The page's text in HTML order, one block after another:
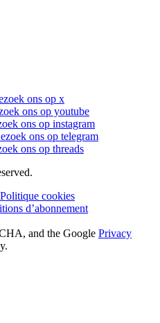
ons op x
ons op youtube
ons op instagram
ons op telegram
ons op threads
Politique cookies
d’abonnement
and the Google Privacy